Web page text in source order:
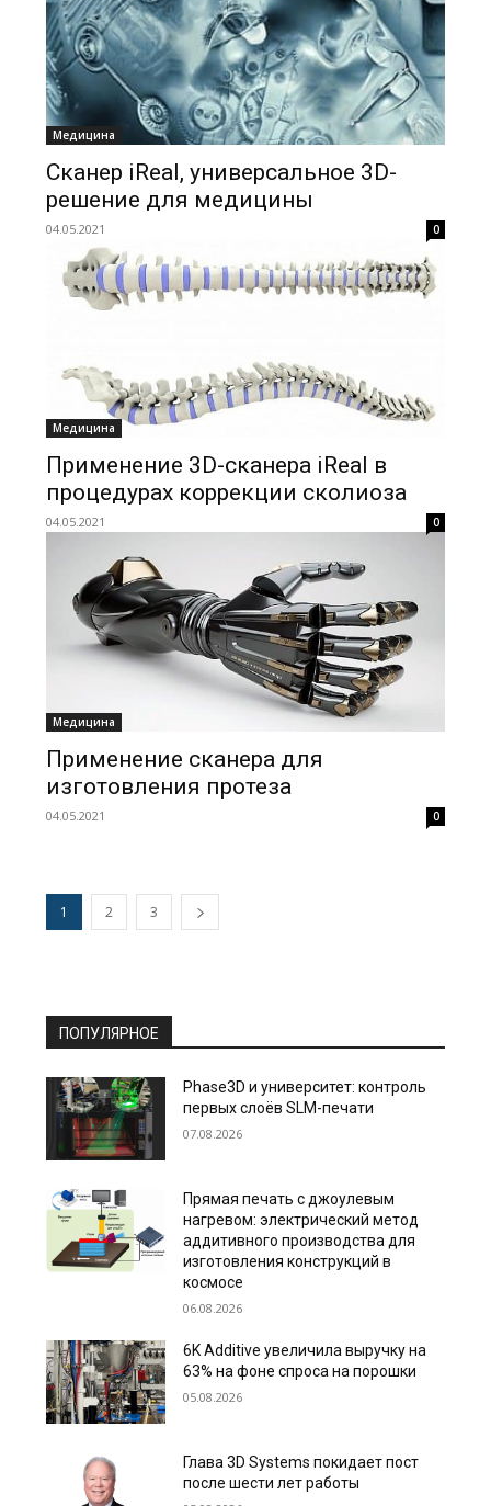
Медицина
Сканер iReal, универсальное 3D-
решение для медицины
04.05.2021 0
Медицина
Применение 3D-сканера iReal в
процедурах коррекции сколиоза
04.05.2021 0
Медицина
Применение сканера для
изготовления протеза
04.05.2021 0
1 2 3
ПОПУЛЯРНОЕ
Phase3D и университет: контроль
первых слоёв SLM-печати
07.08.2026
Прямая печать с джоулевым
нагревом: электрический метод
аддитивного производства для
изготовления конструкций в
космосе
06.08.2026
6K Additive увеличила выручку на
63% на фоне спроса на порошки
05.08.2026
Глава 3D Systems покидает пост
после шести лет работы